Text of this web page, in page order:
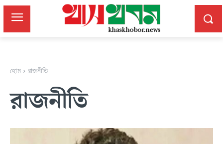
হোম রাজনীতি
রাজনীতি